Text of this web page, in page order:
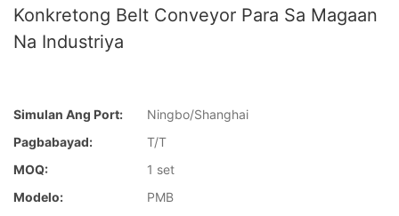
Konkretong Belt Conveyor Para Sa Magaan
Na Industriya
Simulan Ang Port:
Ningbo/Shanghai
Pagbabayad:
T/T
MOQ:
1 set
Modelo:
PMB